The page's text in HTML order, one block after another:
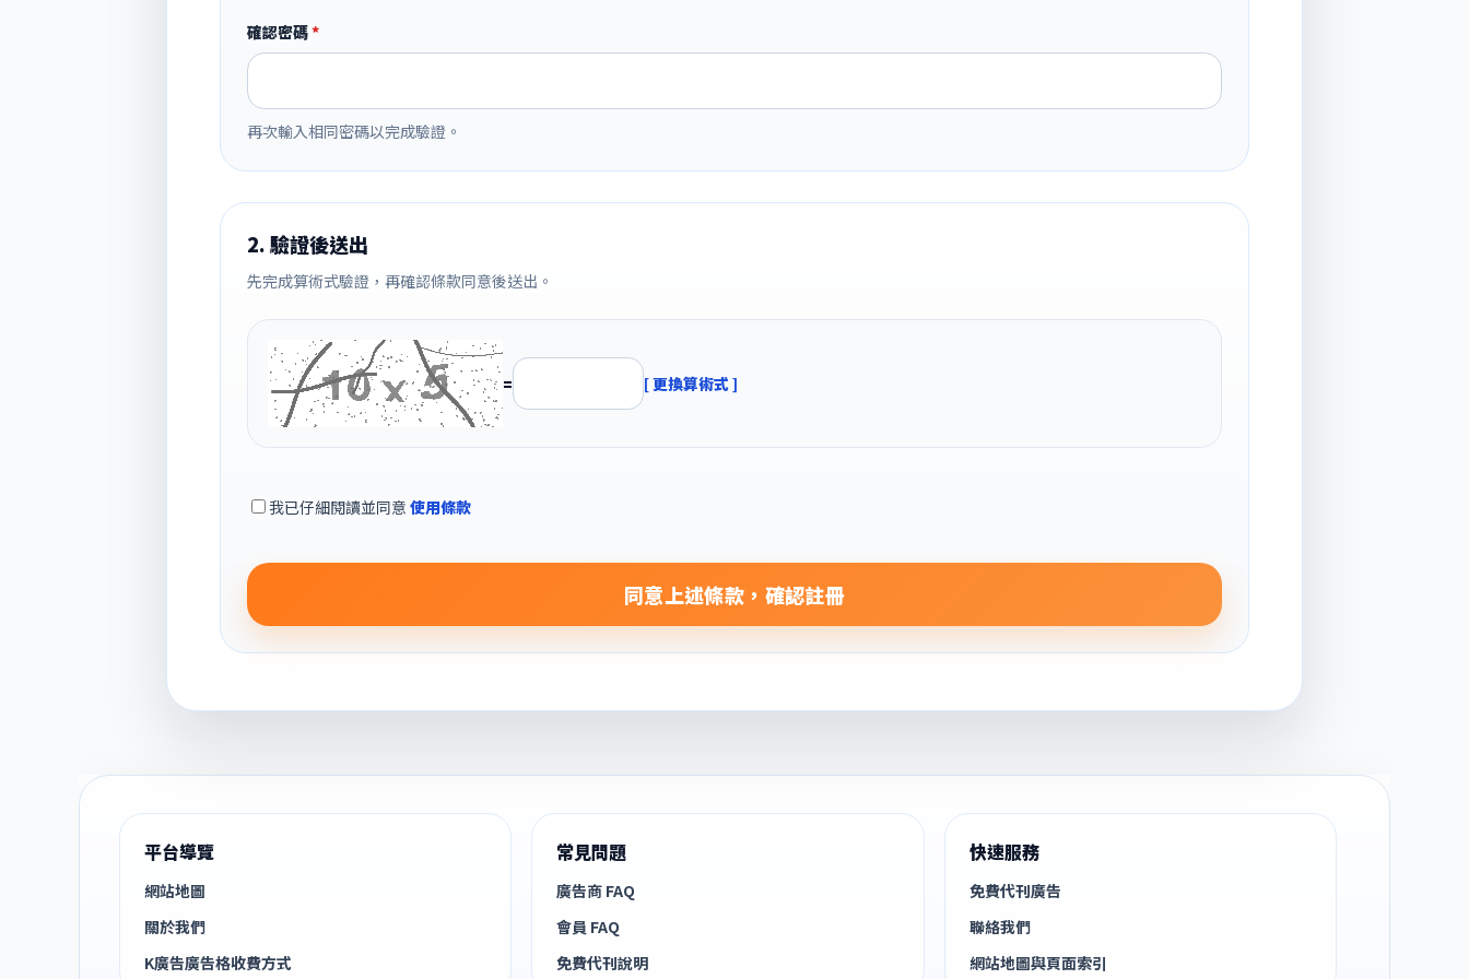
確認密碼*
再次輸入相同密碼以完成驗證。
2. 驗證後送出
先完成算術式驗證，再確認條款同意後送出。
= [ 更換算術式 ]
我已仔細閱讀並同意 使用條款
同意上述條款，確認註冊
平台導覽
網站地圖
關於我們
K廣告廣告格收費方式
常見問題
廣告商 FAQ
會員 FAQ
免費代刊說明
快速服務
免費代刊廣告
聯絡我們
網站地圖與頁面索引